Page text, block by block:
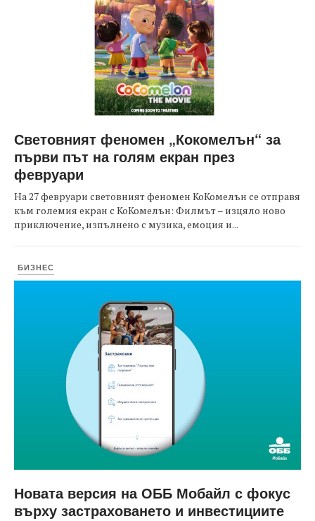
Световният феномен „Кокомелън“ за
първи път на голям екран през
февруари
На 27 февруари световният феномен КоКомелън се отправя
към големия екран с КоКомелън: Филмът – изцяло ново
приключение, изпълнено с музика, емоция и...
БИЗНЕС
Новата версия на ОББ Мобайл с фокус
върху застраховането и инвестициите